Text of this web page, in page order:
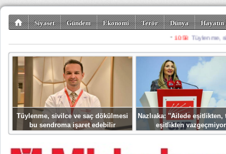
Siyaset Gündem Ekonomi Terör Dünya
Spor Misafir
Tüylenme, sivilce ve saç dökülmesi
bu sendroma işaret edebilir
Nazlıaka: ''Ailede eşitlikten,
eşitlikten